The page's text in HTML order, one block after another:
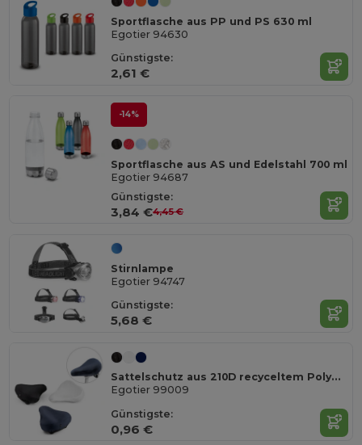
Sportflasche aus PP und PS 630 ml
Egotier 94630
Günstigste:
2,61 €
-14%
Sportflasche aus AS und Edelstahl 700 ml
Egotier 94687
Günstigste:
3,84 €4,45 €
Stirnlampe
Egotier 94747
Günstigste:
5,68 €
Sattelschutz aus 210D recyceltem Polyester (100% rPET)
Egotier 99009
Günstigste:
0,96 €